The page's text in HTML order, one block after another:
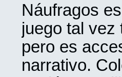
Náufragos
juego tal vez
pero es
narrativo.